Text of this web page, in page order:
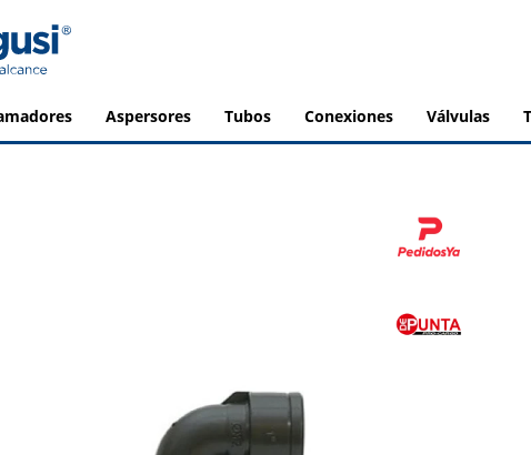
aspersores tubos conexiones válvulas